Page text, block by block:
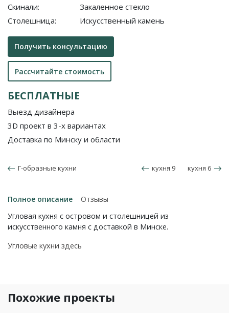
Скинали:
Столешница:
Закаленное стекло
Искусственный камень
Получить консультацию
Рассчитайте стоимость
БЕСПЛАТНЫЕ
Выезд дизайнера
3D проект в 3-х вариантах
Доставка по Минску и области
Г-образные кухни кухня 9 кухня 6
Полное описание
Отзывы
Угловая кухня с островом и столешницей из
искусственного камня с доставкой в Минске.
Угловые кухни здесь
Похожие проекты